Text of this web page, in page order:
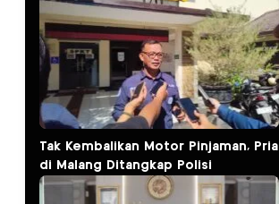
Tak Kembalikan Motor Pinjaman, Pria
di Malang Ditangkap Polisi